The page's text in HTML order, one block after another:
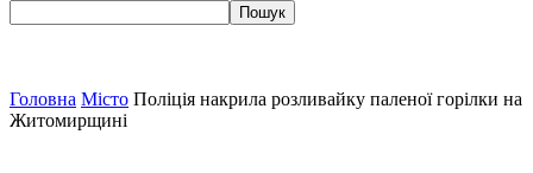
Головна Місто Поліція накрила розливайку паленої горілки на
Житомирщині